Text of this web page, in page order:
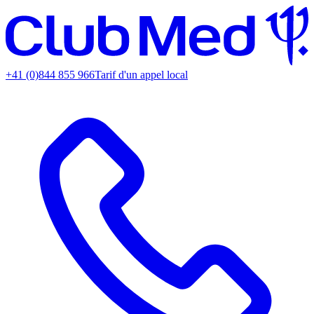
+41 (0)844 855 966Tarif d'un appel local